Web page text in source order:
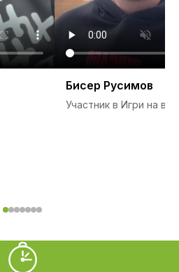
Бисер Русимов
Участник в Игри на